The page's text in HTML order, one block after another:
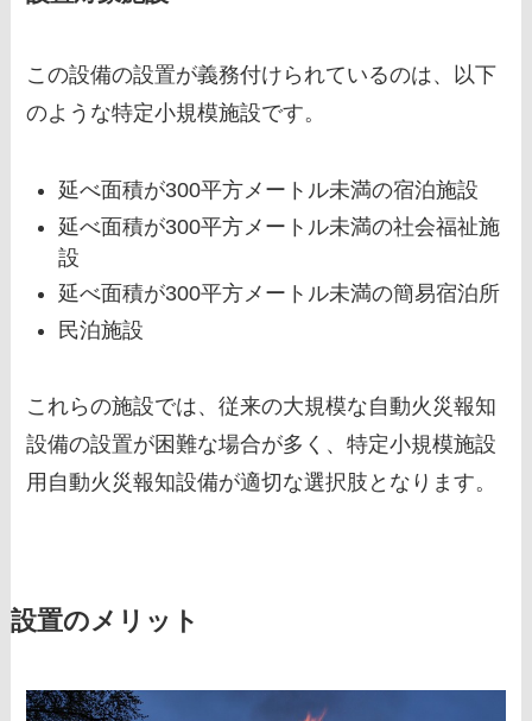
この設備の設置が義務付けられているのは、以下
のような特定小規模施設です。
延べ面積が300平方メートル未満の宿泊施設
延べ面積が300平方メートル未満の社会福祉施
設
延べ面積が300平方メートル未満の簡易宿泊所
民泊施設
これらの施設では、従来の大規模な自動火災報知
設備の設置が困難な場合が多く、特定小規模施設
用自動火災報知設備が適切な選択肢となります。
設置のメリット